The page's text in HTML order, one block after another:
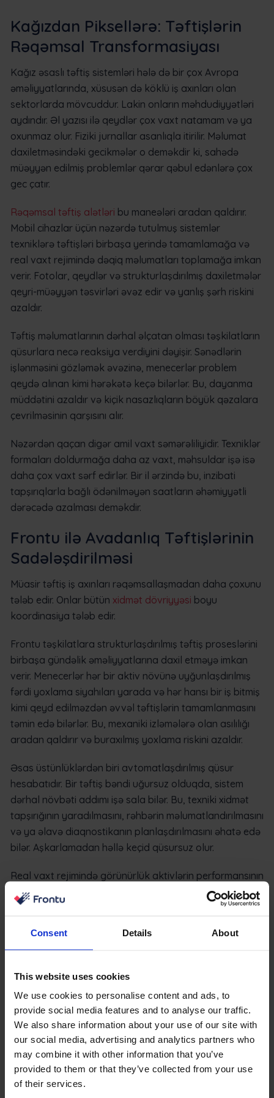
Consent Details About
This website uses cookies
We use cookies to personalise content and ads, to
provide social media features and to analyse our traffic.
We also share information about your use of our site with
our social media, advertising and analytics partners who
may combine it with other information that you’ve
provided to them or that they’ve collected from your use
of their services.
Kağızdan Piksellərə: Təftişlərin
Rəqəmsal Transformasiyası
Kağız əsaslı təftiş sistemləri hələ də bir çox Avropa
əməliyyatlarında, xüsusən də köklü iş axınları olan
sektorlarda mövcuddur. Lakin onların məhdudiyyətləri
aydındır. Əl yazısı ilə qeydlər çox vaxt natamam və ya
oxunmaz olur. Fiziki jurnallar asanlıqla itirilir. Məlumat
daxiletməsindəki gecikmələr o deməkdir ki, sahədə
müəyyən edilmiş problemlər qərar qəbul edənlərə çox
gec çatır.
Rəqəmsal təftiş alətləri bu maneələri aradan qaldırır.
Mobil cihazlar üçün nəzərdə tutulmuş sistemlər
texniklərə təftişləri birbaşa yerində tamamlamağa və
real vaxt rejimində dəqiq məlumatları toplamağa imkan
verir. Fotolar, qeydlər və strukturlaşdırılmış daxiletmələr
qeyri-müəyyən təsvirləri əvəz edir və yanlış şərh riskini
azaldır.
Təftiş məlumatlarının dərhal əlçatan olması təşkilatların
qüsurlara necə reaksiya verdiyini dəyişir. Sənədlərin
işlənməsini gözləmək əvəzinə, menecerlər problem
qeydə alınan kimi hərəkətə keçə bilərlər. Bu, dayanma
müddətini azaldır və kiçik nasazlıqların böyük qəzalara
çevrilməsinin qarşısını alır.
Nəzərdən qaçan digər amil vaxt səmərəliliyidir. Texniklər
formaları doldurmağa daha az vaxt, məhsuldar işə isə
daha çox vaxt sərf edirlər. Bir il ərzində bu, inzibati
tapşırıqlarla bağlı ödənilməyən saatların əhəmiyyətli
dərəcədə azalması deməkdir.
Frontu ilə Avadanlıq Təftişlərinin
Sadələşdirilməsi
Müasir təftiş iş axınları rəqəmsallaşmadan daha çoxunu
tələb edir. Onlar bütün xidmət dövriyyəsi boyu
koordinasiya tələb edir.
Frontu təşkilatlara strukturlaşdırılmış təftiş proseslərini
birbaşa gündəlik əməliyyatlarına daxil etməyə imkan
verir. Menecerlər hər bir aktiv növünə uyğunlaşdırılmış
fərdi yoxlama siyahıları yarada və hər hansı bir iş bitmiş
kimi qeyd edilməzdən əvvəl təftişlərin tamamlanmasını
təmin edə bilərlər. Bu, mexaniki izləmələrə olan asılılığı
aradan qaldırır və buraxılmış yoxlama riskini azaldır.
Əsas üstünlüklərdən biri avtomatlaşdırılmış qüsur
hesabatıdır. Bir təftiş bəndi uğursuz olduqda, sistem
dərhal növbəti addımı işə sala bilər. Bu, texniki xidmət
tapşırığının yaradılmasını, rəhbərin məlumatlandırılmasını
və ya əlavə diaqnostikanın planlaşdırılmasını əhatə edə
bilər. Aşkarlamadan həllə keçid qüsursuz olur.
Real vaxt rejimində görünürlük aktivlərin performansının
idarə olunma qaydasını da dəyişir. Qəzalara reaksiya
vermək əvəzinə, təşkilatlar təkrarlanan problemləri
istismar müddətinə birbaşa təsir göstərir, baha başa
etibarlılığını artırır.
Sərhədyanı layihələr və müxtəlif tənzimləyici tələblərlə
məşğul olan Aİ əsaslı əməliyyatlar üçün
mərkəzləşdirilmiş təftiş sisteminə malik olmaq bütün
yerlərdə ardıcıllığı və auditə hazırlığı təmin edir.
Nəticə: Təftişləri Rəqabət